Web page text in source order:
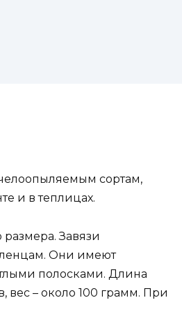
сортам,
и в теплицах.
Завязи
Они имеют
полосками. Длина
вес – около 100 грамм. При